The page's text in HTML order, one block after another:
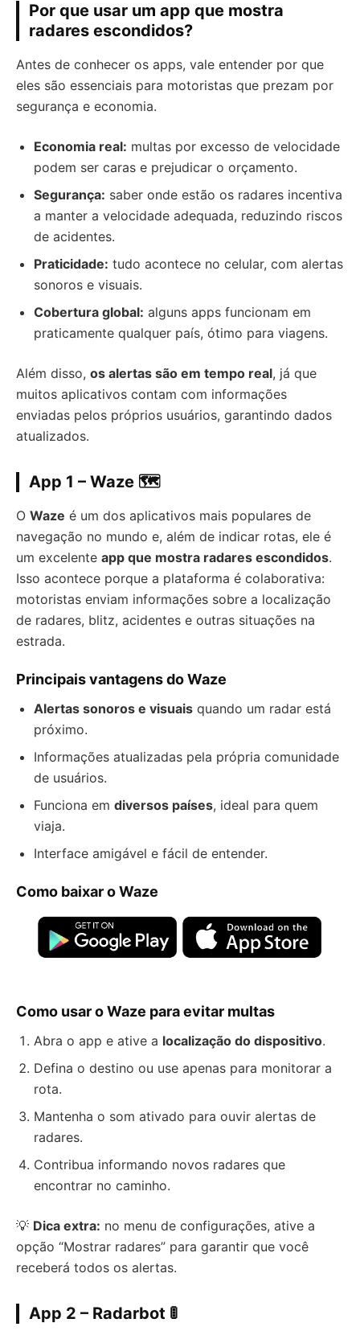
Por que usar um app que mostra
radares escondidos?
Antes de conhecer os apps, vale entender por que
eles são essenciais para motoristas que prezam por
segurança e economia.
Economia real: multas por excesso de velocidade
podem ser caras e prejudicar o orçamento.
Segurança: saber onde estão os radares incentiva
a manter a velocidade adequada, reduzindo riscos
de acidentes.
Praticidade: tudo acontece no celular, com alertas
sonoros e visuais.
Cobertura global: alguns apps funcionam em
praticamente qualquer país, ótimo para viagens.
Além disso, os alertas são em tempo real, já que
muitos aplicativos contam com informações
enviadas pelos próprios usuários, garantindo dados
atualizados.
App 1 – Waze 🗺️
O Waze é um dos aplicativos mais populares de
navegação no mundo e, além de indicar rotas, ele é
um excelente app que mostra radares escondidos.
Isso acontece porque a plataforma é colaborativa:
motoristas enviam informações sobre a localização
de radares, blitz, acidentes e outras situações na
estrada.
Principais vantagens do Waze
Alertas sonoros e visuais quando um radar está
próximo.
Informações atualizadas pela própria comunidade
de usuários.
Funciona em diversos países, ideal para quem
viaja.
Interface amigável e fácil de entender.
Como baixar o Waze
Como usar o Waze para evitar multas
Abra o app e ative a localização do dispositivo.
Defina o destino ou use apenas para monitorar a
rota.
Mantenha o som ativado para ouvir alertas de
radares.
Contribua informando novos radares que
encontrar no caminho.
💡 Dica extra: no menu de configurações, ative a
opção “Mostrar radares” para garantir que você
receberá todos os alertas.
App 2 – Radarbot 🚦